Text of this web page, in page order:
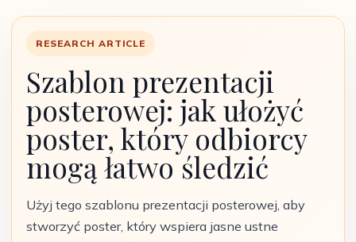
RESEARCH ARTICLE
Szablon prezentacji
posterowej: jak ułożyć
poster, który odbiorcy
mogą łatwo śledzić
Użyj tego szablonu prezentacji posterowej, aby
stworzyć poster, który wspiera jasne ustne